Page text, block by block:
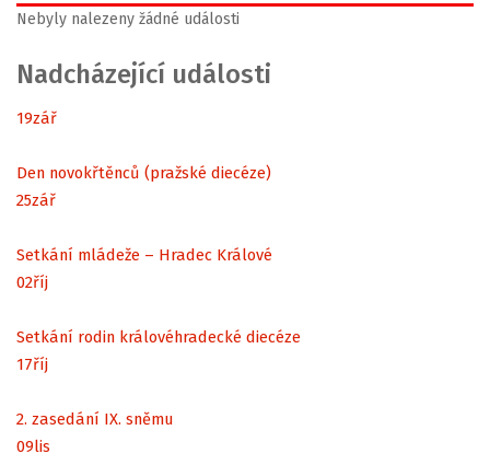
Nebyly nalezeny žádné události
Nadcházející události
19zář
Den novokřtěnců (pražské diecéze)
25zář
Setkání mládeže – Hradec Králové
02říj
Setkání rodin královéhradecké diecéze
17říj
2. zasedání IX. sněmu
09lis